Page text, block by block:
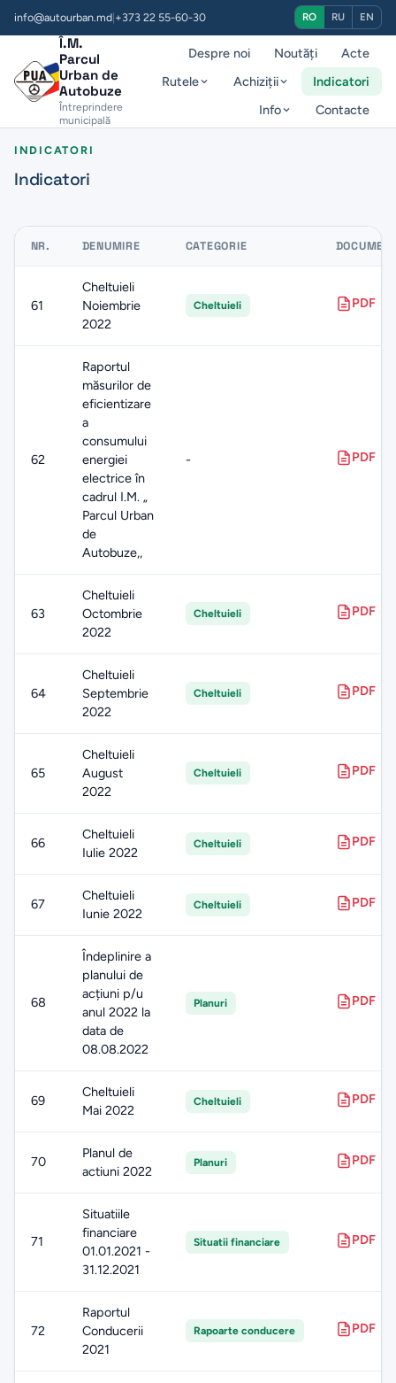
info@autourban.md +373 22 55-60-30 RO RU EN
Î.M.
Parcul
Urban de
Autobuze
Întreprindere
municipală
Despre noi Noutăți
Acte
Rutele
Achiziții
Indicatori
Info
Contacte
INDICATORI
Indicatori
NR. DENUMIRE CATEGORIE
61
Cheltuieli
Noiembrie
2022
Cheltuieli PDF
62
Raportul
măsurilor de
eficientizare
a
consumului
energiei
electrice în
cadrul I.M. „
Parcul Urban
de
Autobuze,,
- PDF
63
Cheltuieli
Octombrie
2022
Cheltuieli PDF
64
Cheltuieli
Septembrie
2022
Cheltuieli PDF
65
Cheltuieli
August
2022
Cheltuieli PDF
66
Cheltuieli
Iulie 2022
Cheltuieli PDF
67
Cheltuieli
Iunie 2022
Cheltuieli PDF
68
Îndeplinire a
planului de
acțiuni p/u
anul 2022 la
data de
08.08.2022
Planuri PDF
69
Cheltuieli
Mai 2022
Cheltuieli PDF
70
Planul de
actiuni 2022
Planuri PDF
71
Situatiile
financiare
01.01.2021 -
31.12.2021
Situatii financiare PDF
72
Raportul
Conducerii
2021
Rapoarte conducere PDF